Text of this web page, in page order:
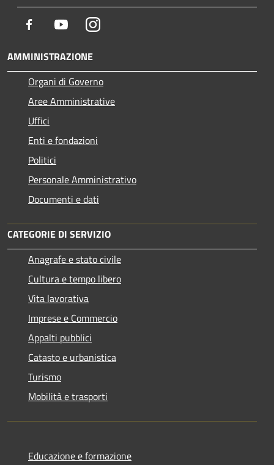
Facebook YoutubeInstagram
AMMINISTRAZIONE
Organi di Governo
Aree Amministrative
Uffici
Enti e fondazioni
Politici
Personale Amministrativo
Documenti e dati
CATEGORIE DI SERVIZIO
Anagrafe e stato civile
Cultura e tempo libero
Vita lavorativa
Imprese e Commercio
Appalti pubblici
Catasto e urbanistica
Turismo
Mobilità e trasporti
Educazione e formazione